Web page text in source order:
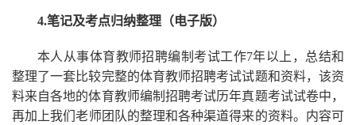
4.笔记及考点归纳整理（电子版）
本人从事体育教师招聘编制考试工作7年以上，总结和
整理了一套比较完整的体育教师招聘考试试题和资料，该资
料来自各地的体育教师编制招聘考试历年真题考试试卷中，
再加上我们老师 团队的整理和各种渠道得来的资料。内容可